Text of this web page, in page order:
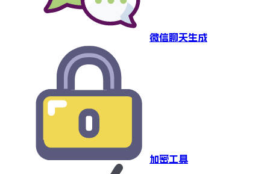
微信聊天生成
加密工具